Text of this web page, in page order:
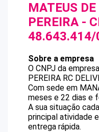
MATEUS
PEREIRA -
Sobre a empresa
O CNPJ da empresa
PEREIRA RC
Com sede em
meses e 22 dias e
A sua situação
principal atividade
entrega rápida.